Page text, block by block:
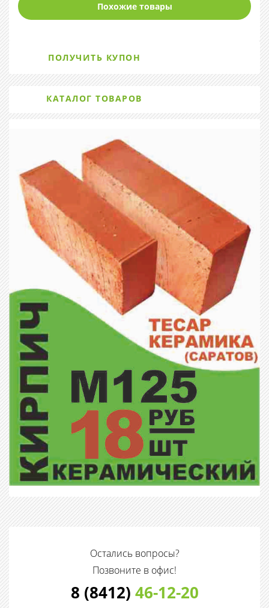
Похожие товары
ПОЛУЧИТЬ КУПОН
КАТАЛОГ ТОВАРОВ
Остались вопросы?
Позвоните в офис!
8 (8412) 46-12-20